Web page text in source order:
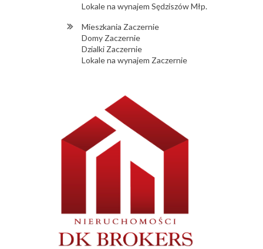
Lokale na wynajem Sędziszów Młp.
Mieszkania Zaczernie
Domy Zaczernie
Dzialki Zaczernie
Lokale na wynajem Zaczernie